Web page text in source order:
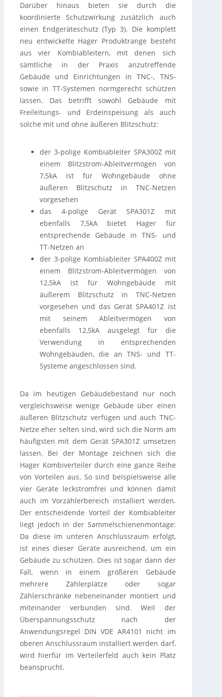
Darüber hinaus bieten sie durch die
koordinierte Schutzwirkung zusätzlich auch
einen Endgeräteschutz (Typ 3). Die komplett
neu entwickelte Hager Produktrange besteht
aus vier Kombiableitern, mit denen sich
sämtliche in der Praxis anzutreffende
Gebäude und Einrichtungen in TNC-, TNS-
sowie in TT-Systemen normgerecht schützen
lassen. Das betrifft sowohl Gebäude mit
Freileitungs- und Erdeinspeisung als auch
solche mit und ohne äußeren Blitzschutz:
der 3-polige Kombiableiter SPA300Z mit
einem Blitzstrom-Ableitvermögen von
7,5kA ist für Wohngebäude ohne
äußeren Blitzschutz in TNC-Netzen
vorgesehen
das 4-polige Gerät SPA301Z mit
ebenfalls 7,5kA bietet Hager für
entsprechende Gebäude in TNS- und
TT-Netzen an
der 3-polige Kombiableiter SPA400Z mit
einem Blitzstrom-Ableitvermögen von
12,5kA ist für Wohngebäude mit
äußerem Blitzschutz in TNC-Netzen
vorgesehen und das Gerät SPA401Z ist
mit seinem Ableitvermögen von
ebenfalls 12,5kA ausgelegt für die
Verwendung in entsprechenden
Wohngebäuden, die an TNS- und TT-
Systeme angeschlossen sind.
Da im heutigen Gebäudebestand nur noch
vergleichsweise wenige Gebäude über einen
äußeren Blitzschutz verfügen und auch TNC-
Netze eher selten sind, wird sich die Norm am
häufigsten mit dem Gerät SPA301Z umsetzen
lassen. Bei der Montage zeichnen sich die
Hager Kombiverteiler durch eine ganze Reihe
von Vorteilen aus. So sind beispielsweise alle
vier Geräte leckstromfrei und können damit
auch im Vorzählerbereich installiert werden.
Der entscheidende Vorteil der Kombiableiter
liegt jedoch in der Sammelschienenmontage:
Da diese im unteren Anschlussraum erfolgt,
ist eines dieser Geräte ausreichend, um ein
Gebäude zu schützen. Dies ist sogar dann der
Fall, wenn in einem größeren Gebäude
mehrere Zählerplätze oder sogar
Zählerschränke nebeneinander montiert und
miteinander verbunden sind. Weil der
Überspannungsschutz nach der
Anwendungsregel DIN VDE AR4101 nicht im
oberen Anschlussraum installiert werden darf,
wird hierfür im Verteilerfeld auch kein Platz
beansprucht.